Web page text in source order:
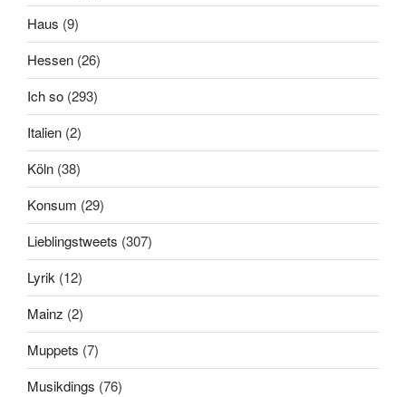
Haus (9)
Hessen (26)
Ich so (293)
Italien (2)
Köln (38)
Konsum (29)
Lieblingstweets (307)
Lyrik (12)
Mainz (2)
Muppets (7)
Musikdings (76)